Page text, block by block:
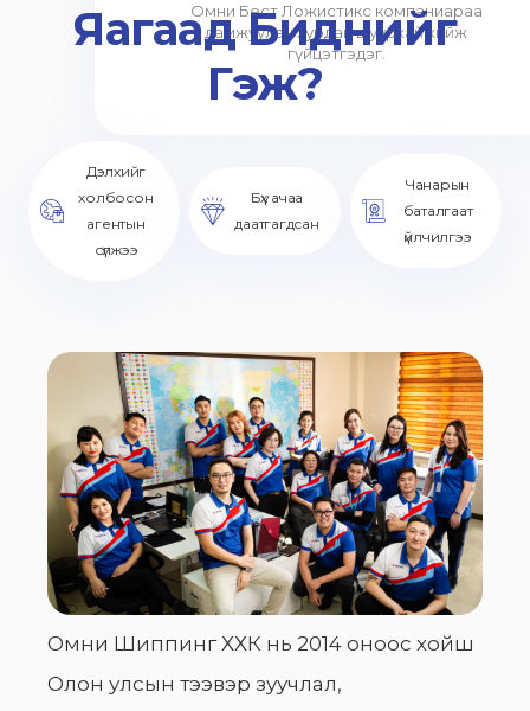
Омни Бест Ложистикс компаниараа
дамжуулан хурдан шуурхай хийж
гүйцэтгэдэг.
Яагаад Биднийг
Гэж?
Дэлхийг
холбосон
агентын
сүлжээ
Бүх ачаа
даатгагдсан
Чанарын
баталгаат
үйлчилгээ
Омни Шиппинг ХХК нь 2014 оноос хойш
Олон улсын тээвэр зуучлал,